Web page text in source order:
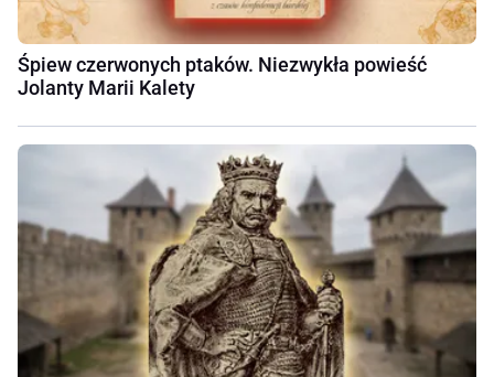
Śpiew czerwonych ptaków. Niezwykła powieść
Jolanty Marii Kalety